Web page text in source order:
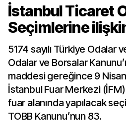
İstanbul Ticaret
Seçimlerine
5174 sayılı Türkiye Odalar
Odalar ve Borsalar
maddesi gereğince 9
İstanbul Fuar Merkezi (İFM)
fuar alanında yapılacak
TOBB Kanunu’nun 83.